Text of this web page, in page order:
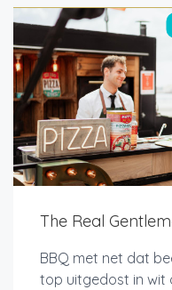
The Real
BBQ met net dat
top uitgedost in wit